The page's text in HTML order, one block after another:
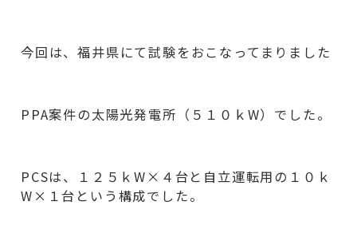
今回は、福井県にて試験をおこなってまりました
PPA案件の太陽光発電所（５１０ｋW）でした。
PCSは、１２５ｋW×４台と自立運転用の１０ｋ
W×１台という構成でした。